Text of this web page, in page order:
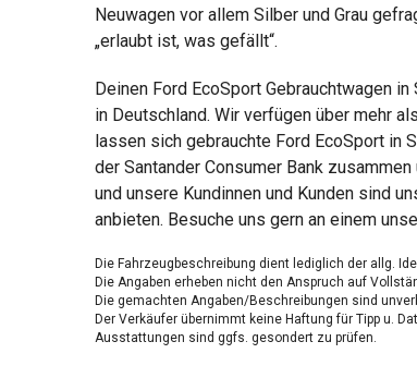
Neuwagen vor allem Silber und Grau
„erlaubt ist, was gefällt“.
Deinen Ford EcoSport Gebrauchtwagen
in Deutschland. Wir verfügen über mehr
lassen sich gebrauchte Ford EcoSport in
der Santander Consumer Bank
und unsere Kundinnen und Kunden sind
anbieten. Besuche uns gern an einem
Die Fahrzeugbeschreibung dient lediglich der allg.
Die Angaben erheben nicht den Anspruch auf
Die gemachten Angaben/Beschreibungen sind
Der Verkäufer übernimmt keine Haftung für Tipp u.
Ausstattungen sind ggfs. gesondert zu prüfen.